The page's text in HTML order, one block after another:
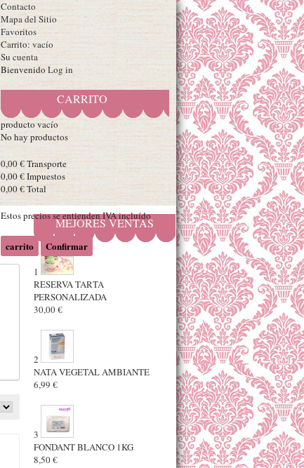
Contacto
Mapa del Sitio
Favoritos
Carrito: vacío
Su cuenta
Bienvenido Log in
CARRITO
producto vacío
No hay productos
0,00 €Transporte
0,00 €Impuestos
0,00 €Total
Estos precios se entienden IVA incluído
carrito Confirmar
MEJORES VENTAS
1
RESERVA TARTA
PERSONALIZADA
30,00 €
2
NATA VEGETAL AMBIANTE
6,99 €
3
FONDANT BLANCO 1KG
8,50 €